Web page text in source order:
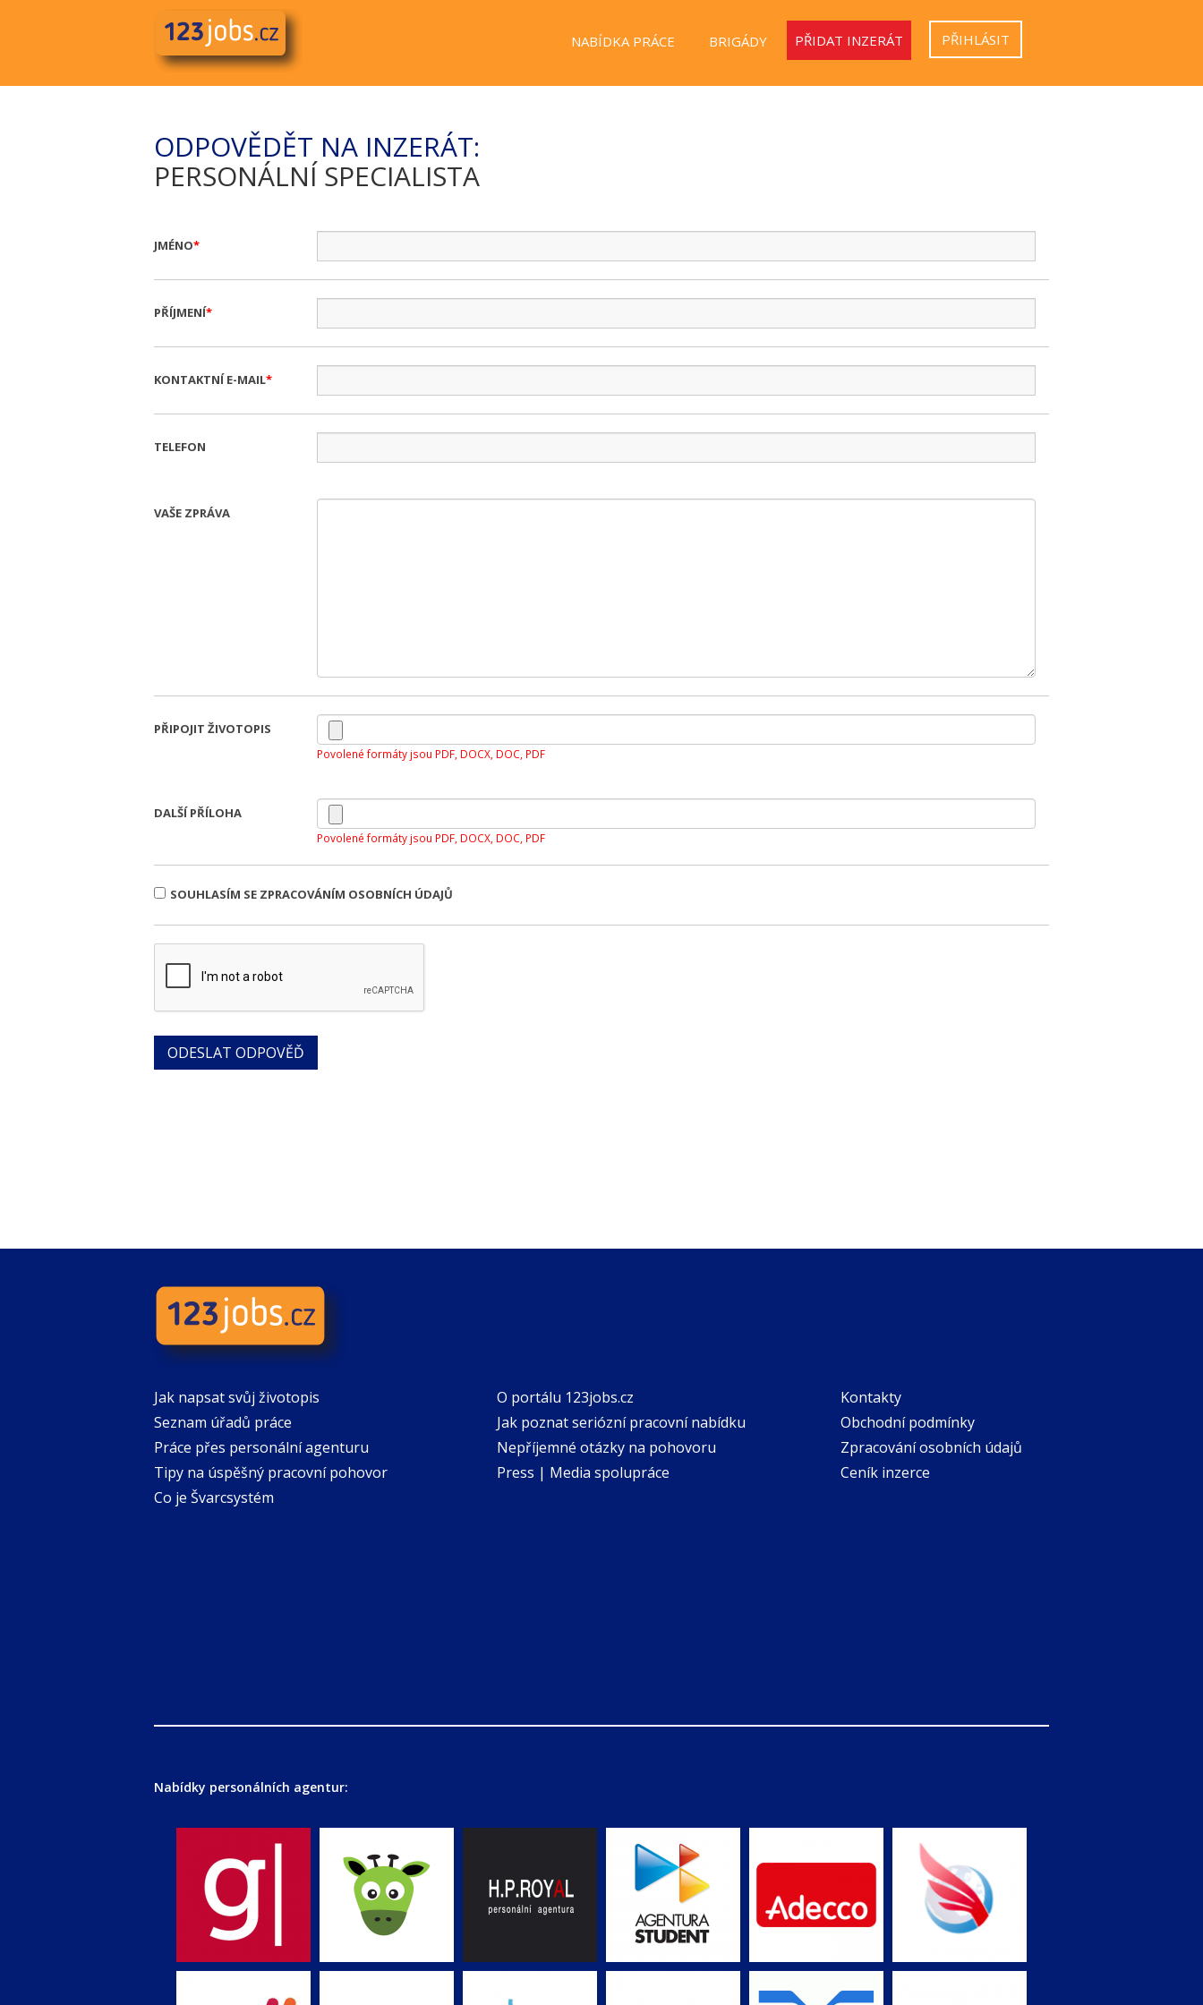
NABÍDKA PRÁCE BRIGÁDY PŘIDAT INZERÁT PŘIHLÁSIT
ODPOVĚDĚT NA INZERÁT:
PERSONÁLNÍ SPECIALISTA
JMÉNO
PŘÍJMENÍ
KONTAKTNÍ E-MAIL
TELEFON
VAŠE ZPRÁVA
PŘIPOJIT ŽIVOTOPIS
Povolené formáty jsou PDF, DOCX, DOC, PDF
DALŠÍ PŘÍLOHA
Povolené formáty jsou PDF, DOCX, DOC, PDF
SOUHLASÍM SE ZPRACOVÁNÍM OSOBNÍCH ÚDAJŮ
Jak napsat svůj životopis
Seznam úřadů práce
Práce přes personální agenturu
Tipy na úspěšný pracovní pohovor
Co je Švarcsystém
O portálu 123jobs.cz
Jak poznat seriózní pracovní nabídku
Nepříjemné otázky na pohovoru
Press | Media spolupráce
Kontakty
Obchodní podmínky
Zpracování osobních údajů
Ceník inzerce
Nabídky personálních agentur: